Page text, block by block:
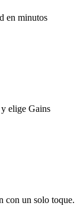
en minutos
elige Gains
con un solo toque.